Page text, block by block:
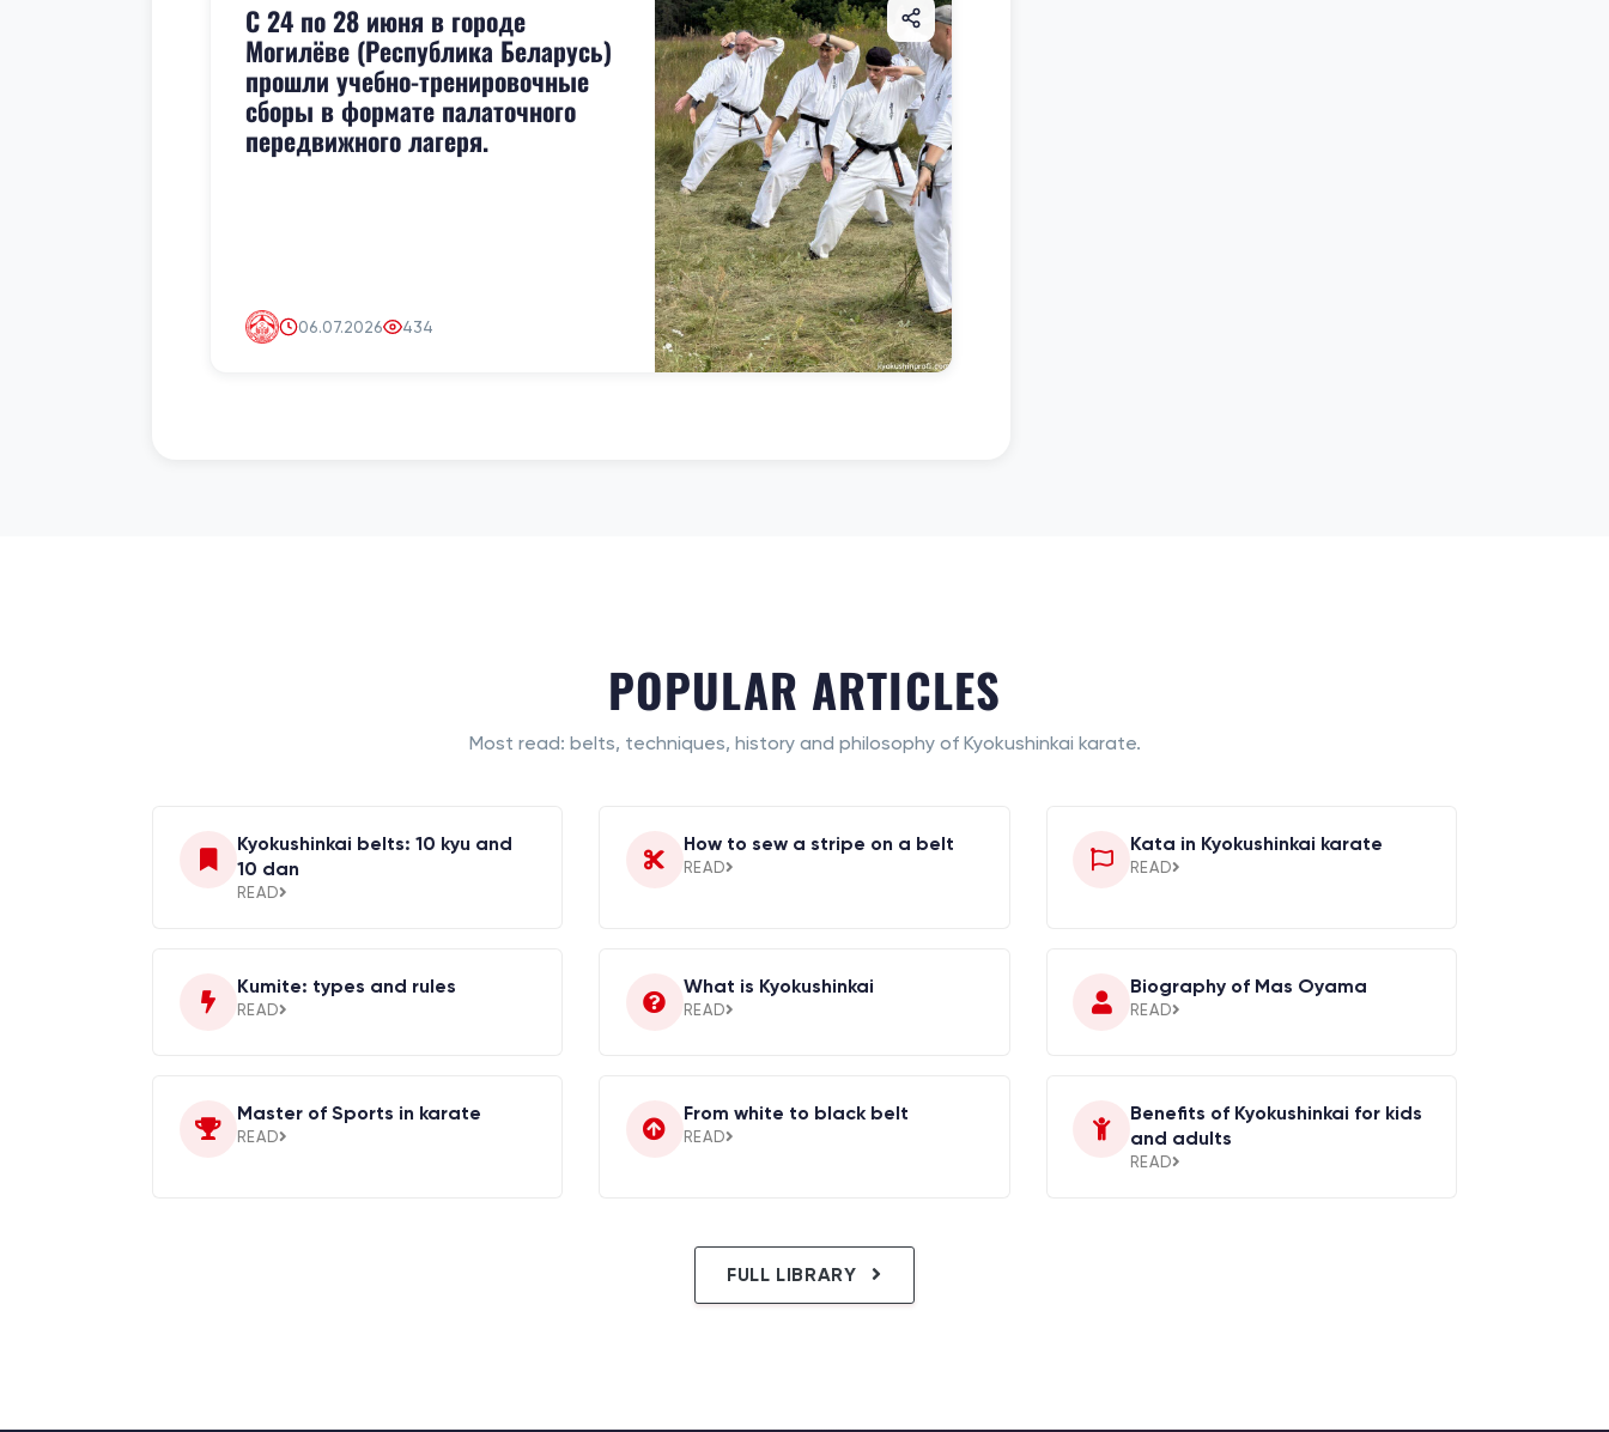
С 24 по 28 июня в городе
Могилёве (Республика Беларусь)
прошли учебно-тренировочные
сборы в формате палаточного
передвижного лагеря.
06.07.2026 434
POPULAR ARTICLES
Most read: belts, techniques, history and philosophy of Kyokushinkai karate.
Kyokushinkai belts: 10 kyu and
10 dan
READ
How to sew a stripe on a belt
READ
Kata in Kyokushinkai karate
READ
Kumite: types and rules
READ
What is Kyokushinkai
READ
Biography of Mas Oyama
READ
Master of Sports in karate
READ
From white to black belt
READ
Benefits of Kyokushinkai for kids
and adults
READ
FULL LIBRARY